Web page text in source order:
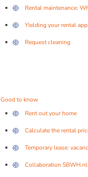
Rental maintenance:
Yielding your rental
Request cleaning
Good to know
Rent out your home
Calculate the rental
Temporary lease:
Collaboration SBWH.nl